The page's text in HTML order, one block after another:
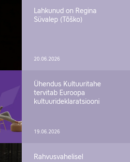
Lahkunud on Regina
Süvalep (Tõško)
20.06.2026
Ühendus Kultuuritahe
tervitab Euroopa
kultuurideklaratsiooni
19.06.2026
Rahvusvahelisel